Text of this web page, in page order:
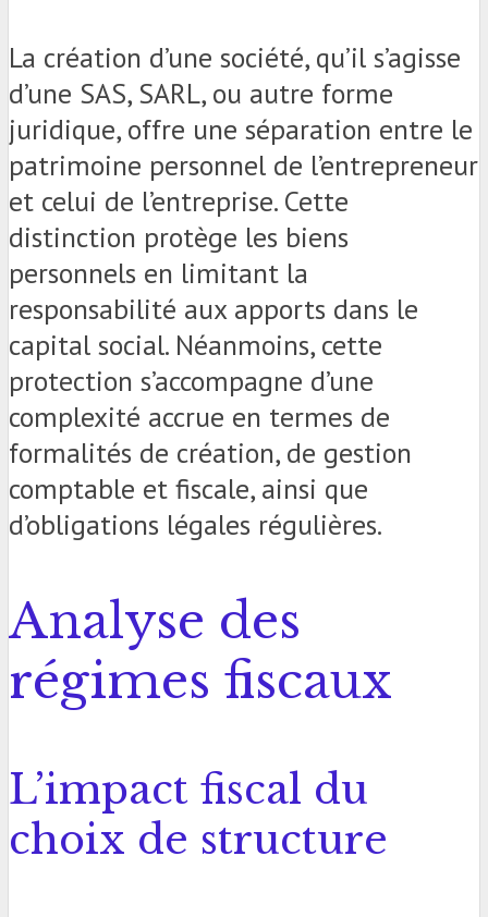
La création d’une société, qu’il s’agisse
d’une SAS, SARL, ou autre forme
juridique, offre une séparation entre le
patrimoine personnel de l’entrepreneur
et celui de l’entreprise. Cette
distinction protège les biens
personnels en limitant la
responsabilité aux apports dans le
capital social. Néanmoins, cette
protection s’accompagne d’une
complexité accrue en termes de
formalités de création, de gestion
comptable et fiscale, ainsi que
d’obligations légales régulières.
Analyse des
régimes fiscaux
L’impact fiscal du
choix de structure